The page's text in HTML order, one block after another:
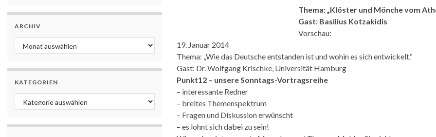
Thema: „Klöster und Mönche vom
Gast: Basilius Kotzakidis
Vorschau:
19. Januar 2014
Thema: „Wie das Deutsche entstanden ist und wohin es sich entwickelt.“
Gast: Dr. Wolfgang Krischke, Universität Hamburg
Punkt12 – unsere Sonntags-Vortragsreihe
– interessante Redner
– breites Themenspektrum
– Fragen und Diskussion erwünscht
– es lohnt sich dabei zu sein!
ARCHIV
Archiv
KATEGORIEN
Kategorien